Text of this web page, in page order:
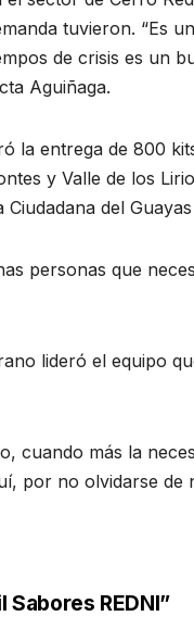
tuvieron. “Es
de crisis es un
Aguiñaga.
la entrega de 800
y Valle de los
del
personas que
lideró el equipo
cuando más la
por no olvidarse de
REDNI”